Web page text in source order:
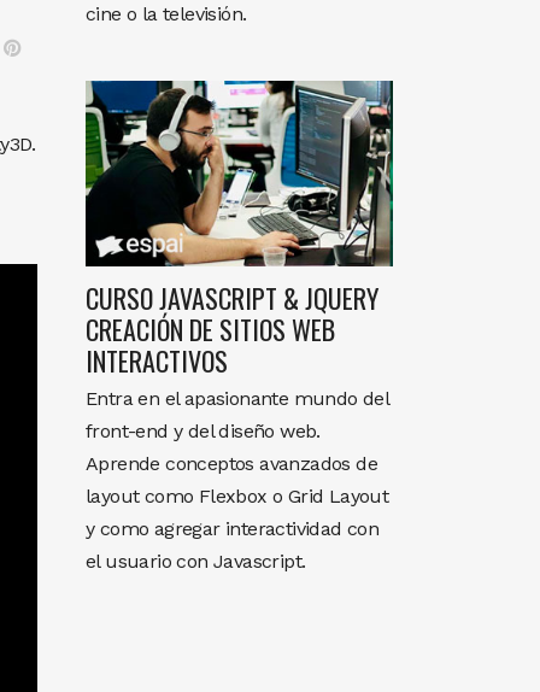
cine o la televisión.
CURSO JAVASCRIPT & JQUERY
CREACIÓN DE SITIOS WEB
INTERACTIVOS
Entra en el apasionante mundo del
front-end y del diseño web.
Aprende conceptos avanzados de
layout como Flexbox o Grid Layout
y como agregar interactividad con
el usuario con Javascript.